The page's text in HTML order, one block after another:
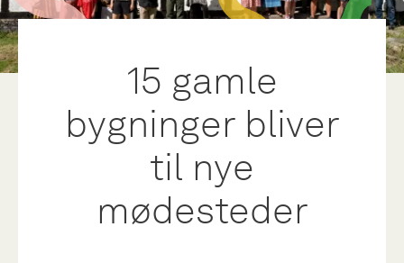
15 gamle
bygninger bliver
til nye
mødesteder